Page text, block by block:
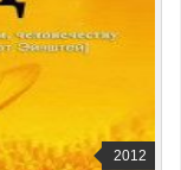
2012